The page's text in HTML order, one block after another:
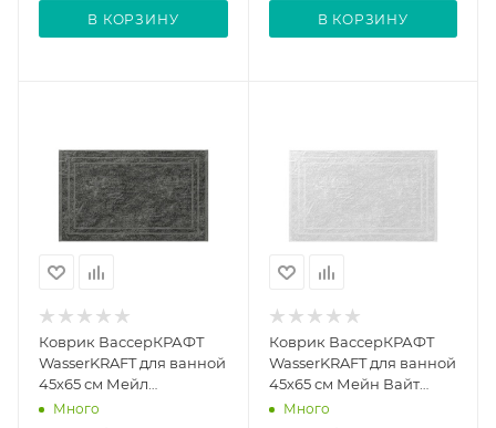
В КОРЗИНУ В КОРЗИНУ
Коврик ВассерКРАФТ
WasserKRAFT для ванной
45х65 см Мейл
Монумент Main
Много
Коврик ВассерКРАФТ
WasserKRAFT для ванной
45х65 см Мейн Вайт
Main White
Много